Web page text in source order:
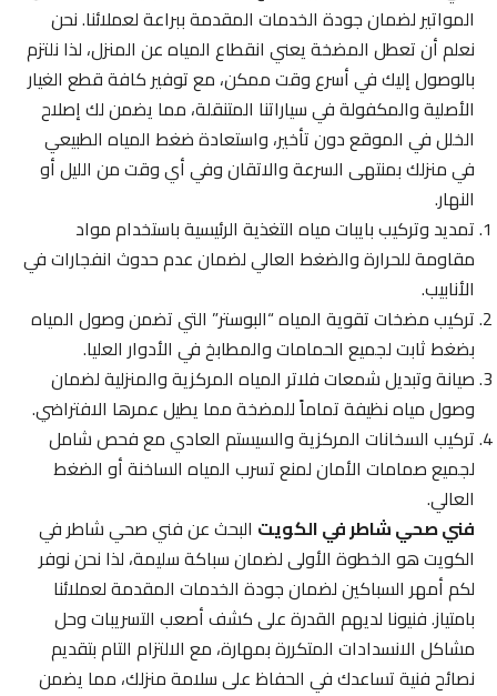
المواتير لضمان جودة الخدمات المقدمة ببراعة لعملائنا. نحن
نعلم أن تعطل المضخة يعني انقطاع المياه عن المنزل، لذا نلتزم
بالوصول إليك في أسرع وقت ممكن، مع توفير كافة قطع الغيار
الأصلية والمكفولة في سياراتنا المتنقلة، مما يضمن لك إصلاح
الخلل في الموقع دون تأخير، واستعادة ضغط المياه الطبيعي
في منزلك بمنتهى السرعة والاتقان وفي أي وقت من الليل أو
النهار.
تمديد وتركيب بايبات مياه التغذية الرئيسية باستخدام مواد
مقاومة للحرارة والضغط العالي لضمان عدم حدوث انفجارات في
الأنابيب.
تركيب مضخات تقوية المياه “البوستر” التي تضمن وصول المياه
بضغط ثابت لجميع الحمامات والمطابخ في الأدوار العليا.
صيانة وتبديل شمعات فلاتر المياه المركزية والمنزلية لضمان
وصول مياه نظيفة تماماً للمضخة مما يطيل عمرها الافتراضي.
تركيب السخانات المركزية والسيستم العادي مع فحص شامل
لجميع صمامات الأمان لمنع تسرب المياه الساخنة أو الضغط
العالي.
فني صحي شاطر في الكويتالبحث عن فني صحي شاطر في
الكويت هو الخطوة الأولى لضمان سباكة سليمة، لذا نحن نوفر
لكم أمهر السباكين لضمان جودة الخدمات المقدمة لعملائنا
بامتياز. فنيونا لديهم القدرة على كشف أصعب التسريبات وحل
مشاكل الانسدادات المتكررة بمهارة، مع الالتزام التام بتقديم
نصائح فنية تساعدك في الحفاظ على سلامة منزلك، مما يضمن